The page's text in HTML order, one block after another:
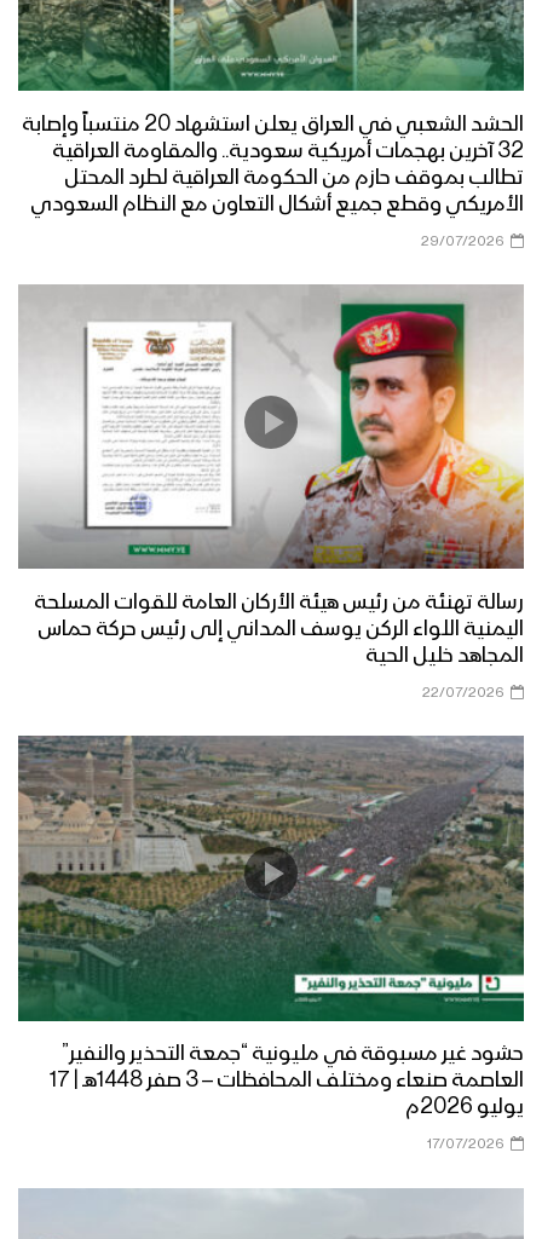
الحشد الشعبي في العراق يعلن استشهاد 20 منتسباً وإصابة
32 آخرين بهجمات أمريكية سعودية.. والمقاومة العراقية
تطالب بموقف حازم من الحكومة العراقية لطرد المحتل
الأمريكي وقطع جميع أشكال التعاون مع النظام السعودي
29/07/2026
رسالة تهنئة من رئيس هيئة الأركان العامة للقوات المسلحة
اليمنية اللواء الركن يوسف المداني إلى رئيس حركة حماس
المجاهد خليل الحية
22/07/2026
حشود غير مسبوقة في مليونية “جمعة التحذير والنفير”
العاصمة صنعاء ومختلف المحافظات – 3 صفر 1448هـ | 17
يوليو 2026م
17/07/2026